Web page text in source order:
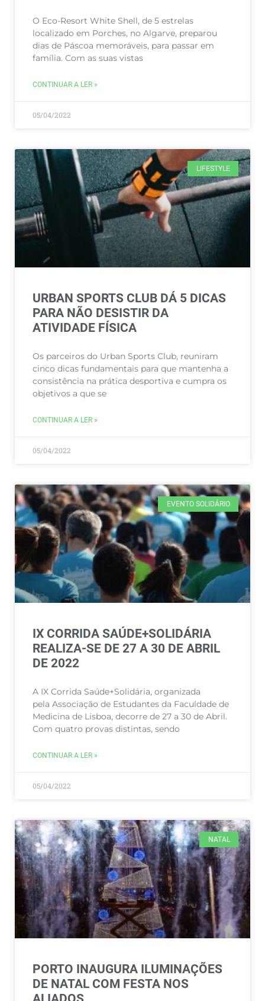
O Eco-Resort White Shell, de 5 estrelas
localizado em Porches, no Algarve, preparou
dias de Páscoa memoráveis, para passar em
família. Com as suas vistas
CONTINUAR A LER »
05/04/2022
LIFESTYLE
URBAN SPORTS CLUB DÁ 5 DICAS
PARA NÃO DESISTIR DA
ATIVIDADE FÍSICA
Os parceiros do Urban Sports Club, reuniram
cinco dicas fundamentais para que mantenha a
consistência na prática desportiva e cumpra os
objetivos a que se
CONTINUAR A LER »
05/04/2022
EVENTO SOLIDÁRIO
IX CORRIDA SAÚDE+SOLIDÁRIA
REALIZA-SE DE 27 A 30 DE ABRIL
DE 2022
A IX Corrida Saúde+Solidária, organizada
pela Associação de Estudantes da Faculdade de
Medicina de Lisboa, decorre de 27 a 30 de Abril.
Com quatro provas distintas, sendo
CONTINUAR A LER »
05/04/2022
NATAL
PORTO INAUGURA ILUMINAÇÕES
DE NATAL COM FESTA NOS